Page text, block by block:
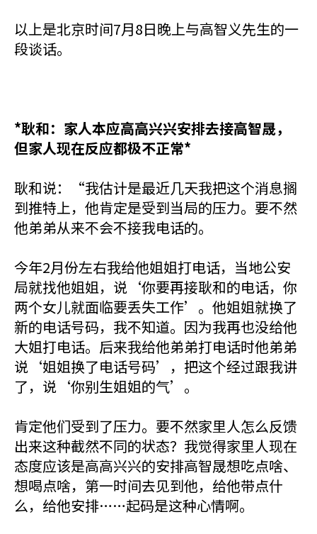
以上是北京时间7月8日晚上与高智义先生的一
段谈话。
*耿和：家人本应高高兴兴安排去接高智晟，
但家人现在反应都极不正常*
耿和说：“我估计是最近几天我把这个消息搁
到推特上，他肯定是受到当局的压力。要不然
他弟弟从来不会不接我电话的。
今年2月份左右我给他姐姐打电话，当地公安
局就找他姐姐，说‘你要再接耿和的电话，你
两个女儿就面临要丢失工作’。他姐姐就换了
新的电话号码，我不知道。因为我再也没给他
大姐打电话。后来我给他弟弟打电话时他弟弟
说‘姐姐换了电话号码’，把这个经过跟我讲
了，说‘你别生姐姐的气’。
肯定他们受到了压力。要不然家里人怎么反馈
出来这种截然不同的状态？我觉得家里人现在
态度应该是高高兴兴的安排高智晟想吃点啥、
想喝点啥，第一时间去见到他，给他带点什
么，给他安排……起码是这种心情啊。